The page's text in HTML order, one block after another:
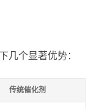
几个显著优势：
传统催化剂